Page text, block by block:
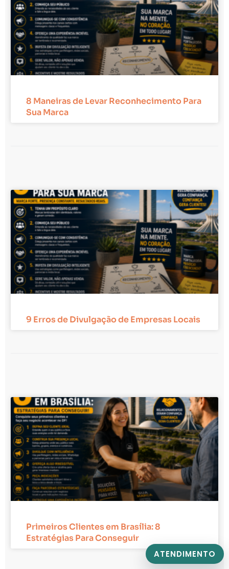
8 Maneiras de Levar Reconhecimento Para
Sua Marca
9 Erros de Divulgação de Empresas Locais
Primeiros Clientes em Brasília: 8
Estratégias Para Conseguir
ATENDIMENTO